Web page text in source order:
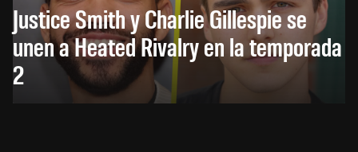
Justice Smith y Charlie Gillespie se
unen a Heated Rivalry en la temporada
2